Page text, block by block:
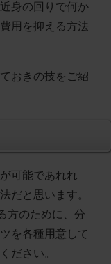
身の回りで何か
用を抑える方法
おきの技をご紹
可能であれれ
だと思います。
方のために、分
を各種用意して
ださい。